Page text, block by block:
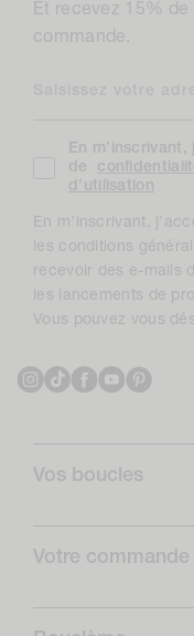
Et recevez 15%
commande.
En
de
d’utilisation
En m’inscrivant,
les conditions
recevoir des e-mails
les lancements de
Vous pouvez vous
Instagram
TikTokFacebook
YouTube
Vos boucles
Profil de boucles
Curlcare
Routines boucles
Votre commande
FAQ